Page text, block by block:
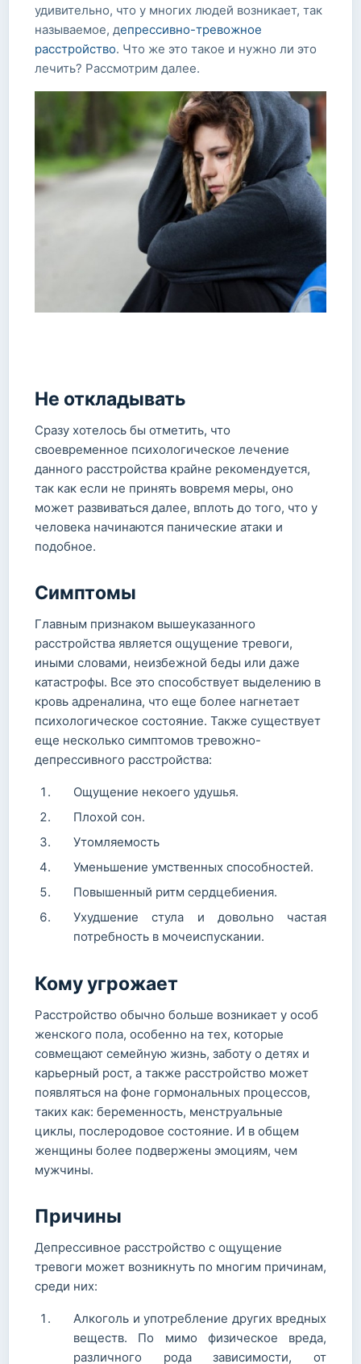
удивительно, что у многих людей возникает, так
называемое, депрессивно-тревожное
расстройство. Что же это такое и нужно ли это
лечить? Рассмотрим далее.
Не откладывать
Сразу хотелось бы отметить, что
своевременное психологическое лечение
данного расстройства крайне рекомендуется,
так как если не принять вовремя меры, оно
может развиваться далее, вплоть до того, что у
человека начинаются панические атаки и
подобное.
Симптомы
Главным признаком вышеуказанного
расстройства является ощущение тревоги,
иными словами, неизбежной беды или даже
катастрофы. Все это способствует выделению в
кровь адреналина, что еще более нагнетает
психологическое состояние. Также существует
еще несколько симптомов тревожно-
депрессивного расстройства:
Ощущение некоего удушья.
Плохой сон.
Утомляемость
Уменьшение умственных способностей.
Повышенный ритм сердцебиения.
Ухудшение стула и довольно частая
потребность в мочеиспускании.
Кому угрожает
Расстройство обычно больше возникает у особ
женского пола, особенно на тех, которые
совмещают семейную жизнь, заботу о детях и
карьерный рост, а также расстройство может
появляться на фоне гормональных процессов,
таких как: беременность, менструальные
циклы, послеродовое состояние. И в общем
женщины более подвержены эмоциям, чем
мужчины.
Причины
Депрессивное расстройство с ощущение
тревоги может возникнуть по многим причинам,
среди них:
Алкоголь и употребление других вредных
веществ. По мимо физическое вреда,
различного рода зависимости, от